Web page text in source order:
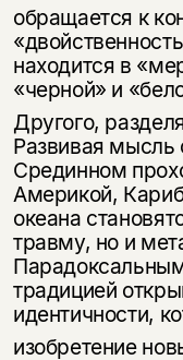
обращается к
находится в
«черной» и
Другого,
Развивая мысль
Срединном
Америкой,
океана
травму, но и
традицией
идентичности,
изобретение